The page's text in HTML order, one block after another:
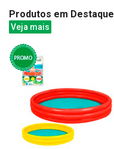
Produtos em Destaque
Veja mais